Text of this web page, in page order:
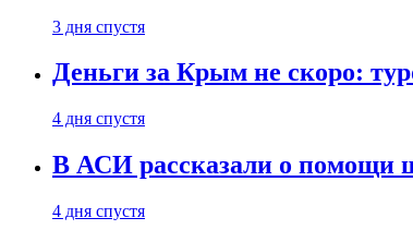
3 дня спустя
Деньги за Крым не скоро:
4 дня спустя
В АСИ рассказали о помощи
4 дня спустя